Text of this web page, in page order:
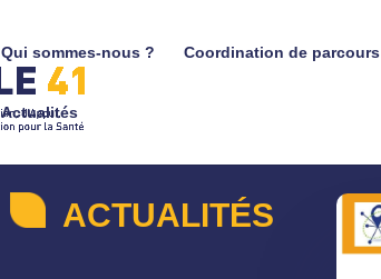
Qui sommes-nous ? Coordination de parcours
Actualités
ACTUALITÉS